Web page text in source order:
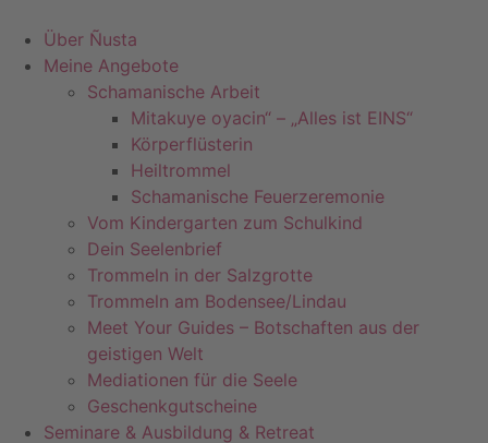
Inhalt
springen
Über Ñusta
Meine Angebote
Schamanische Arbeit
Mitakuye oyacin“ – „Alles ist EINS“
Körperflüsterin
Heiltrommel
Schamanische Feuerzeremonie
Vom Kindergarten zum Schulkind
Dein Seelenbrief
Trommeln in der Salzgrotte
Trommeln am Bodensee/Lindau
Meet Your Guides – Botschaften aus der
geistigen Welt
Mediationen für die Seele
Geschenkgutscheine
Seminare & Ausbildung & Retreat